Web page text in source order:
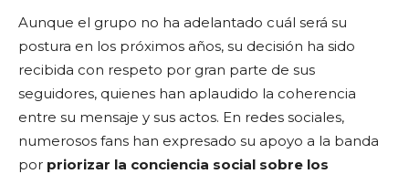
Aunque el grupo no ha adelantado cuál será su
postura en los próximos años, su decisión ha sido
recibida con respeto por gran parte de sus
seguidores, quienes han aplaudido la coherencia
entre su mensaje y sus actos. En redes sociales,
numerosos fans han expresado su apoyo a la banda
por priorizar la conciencia social sobre los